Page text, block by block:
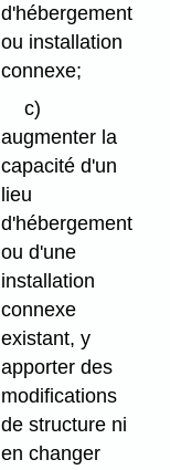
d'hébergement
ou installation
connexe;
c)
augmenter la
capacité d'un
lieu
d'hébergement
ou d'une
installation
connexe
existant, y
apporter des
modifications
de structure ni
en changer